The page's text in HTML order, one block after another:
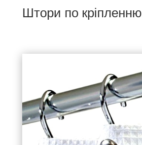
Штори по кріпленню